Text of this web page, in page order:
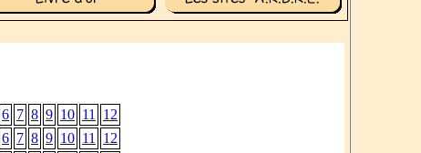
6 7 8 9 10 11
12
6 7 8 9 10 11
12